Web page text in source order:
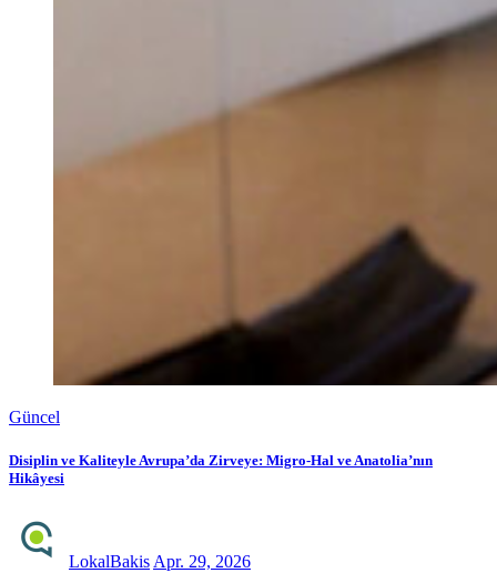
Güncel
Disiplin ve Kaliteyle Avrupa’da Zirveye: Migro-Hal ve Anatolia’nın
Hikâyesi
LokalBakis Apr. 29, 2026